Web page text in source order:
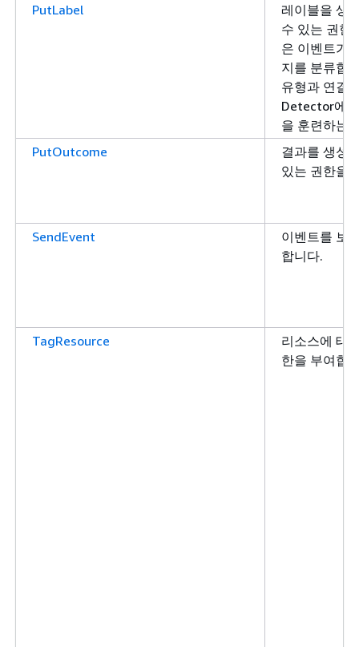
PutLabel
레이블을 생
수 있는 권한
은 이벤트가
지를 분류합
유형과 연결
Detector에
을 훈련하는
PutOutcome
결과를 생성
있는 권한을
SendEvent
이벤트를 보
합니다.
TagResource
리소스에 태
한을 부여합